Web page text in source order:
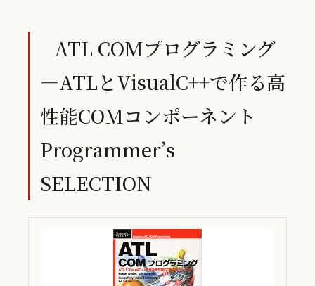
ATL COMプログラミング
―ATLとVisualC++で作る高
性能COMコンポーネント
Programmer’s
SELECTION